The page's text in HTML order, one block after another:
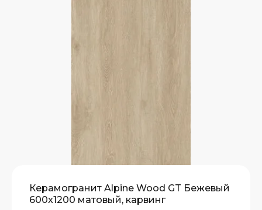
Керамогранит Alpine Wood GT Бежевый
600x1200 матовый, карвинг